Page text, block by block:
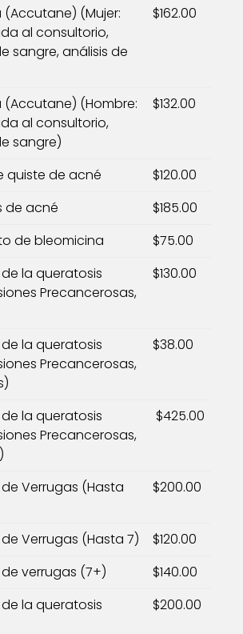
(Mujer:
al consultorio,
sangre, análisis de
$162.00
(Hombre:
al consultorio,
sangre)
$132.00
quiste de acné
$120.00
de acné
$185.00
de bleomicina
$75.00
la queratosis
Precancerosas,
$130.00
la queratosis
Precancerosas,
$38.00
la queratosis
Precancerosas,
$425.00
Verrugas (Hasta
$200.00
Verrugas (Hasta 7)
$120.00
verrugas (7+)
$140.00
la queratosis
$200.00